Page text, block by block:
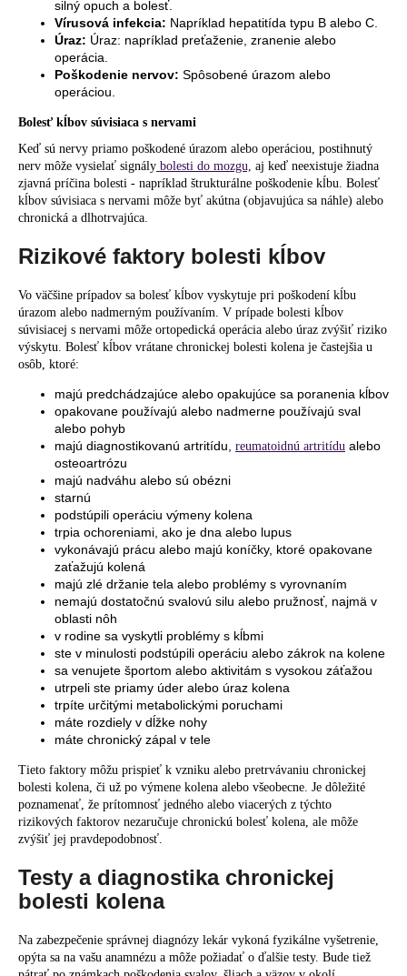
silný opuch a bolesť.
Vírusová infekcia: Napríklad hepatitída typu B alebo C.
Úraz: Úraz: napríklad preťaženie, zranenie alebo
operácia.
Poškodenie nervov: Spôsobené úrazom alebo
operáciou.
Bolesť kĺbov súvisiaca s nervami
Keď sú nervy priamo poškodené úrazom alebo operáciou, postihnutý
nerv môže vysielať signály bolesti do mozgu, aj keď neexistuje žiadna
zjavná príčina bolesti - napríklad štrukturálne poškodenie kĺbu. Bolesť
kĺbov súvisiaca s nervami môže byť akútna (objavujúca sa náhle) alebo
chronická a dlhotrvajúca.
Rizikové faktory bolesti kĺbov
Vo väčšine prípadov sa bolesť kĺbov vyskytuje pri poškodení kĺbu
úrazom alebo nadmerným používaním. V prípade bolesti kĺbov
súvisiacej s nervami môže ortopedická operácia alebo úraz zvýšiť riziko
výskytu. Bolesť kĺbov vrátane chronickej bolesti kolena je častejšia u
osôb, ktoré:
majú predchádzajúce alebo opakujúce sa poranenia kĺbov
opakovane používajú alebo nadmerne používajú sval
alebo pohyb
majú diagnostikovanú artritídu, reumatoidnú artritídu alebo
osteoartrózu
majú nadváhu alebo sú obézni
starnú
podstúpili operáciu výmeny kolena
trpia ochoreniami, ako je dna alebo lupus
vykonávajú prácu alebo majú koníčky, ktoré opakovane
zaťažujú kolená
majú zlé držanie tela alebo problémy s vyrovnaním
nemajú dostatočnú svalovú silu alebo pružnosť, najmä v
oblasti nôh
v rodine sa vyskytli problémy s kĺbmi
ste v minulosti podstúpili operáciu alebo zákrok na kolene
sa venujete športom alebo aktivitám s vysokou záťažou
utrpeli ste priamy úder alebo úraz kolena
trpíte určitými metabolickými poruchami
máte rozdiely v dĺžke nohy
máte chronický zápal v tele
Tieto faktory môžu prispieť k vzniku alebo pretrvávaniu chronickej
bolesti kolena, či už po výmene kolena alebo všeobecne. Je dôležité
poznamenať, že prítomnosť jedného alebo viacerých z týchto
rizikových faktorov nezaručuje chronickú bolesť kolena, ale môže
zvýšiť jej pravdepodobnosť.
Testy a diagnostika chronickej
bolesti kolena
Na zabezpečenie správnej diagnózy lekár vykoná fyzikálne vyšetrenie,
opýta sa na vašu anamnézu a môže požiadať o ďalšie testy. Bude tiež